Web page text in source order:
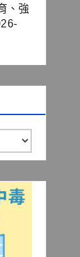
、強